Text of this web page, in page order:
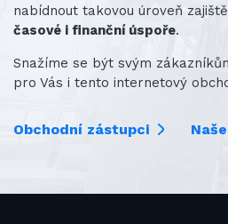
nabídnout takovou úroveň
časové i finanční úspoře.
Snažíme se být svým
pro Vás i tento internetový
Obchodní zástupci